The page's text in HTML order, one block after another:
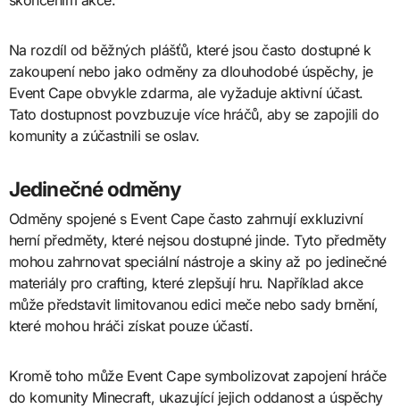
Na rozdíl od běžných plášťů, které jsou často dostupné k
zakoupení nebo jako odměny za dlouhodobé úspěchy, je
Event Cape obvykle zdarma, ale vyžaduje aktivní účast.
Tato dostupnost povzbuzuje více hráčů, aby se zapojili do
komunity a zúčastnili se oslav.
Jedinečné odměny
Odměny spojené s Event Cape často zahrnují exkluzivní
herní předměty, které nejsou dostupné jinde. Tyto předměty
mohou zahrnovat speciální nástroje a skiny až po jedinečné
materiály pro crafting, které zlepšují hru. Například akce
může představit limitovanou edici meče nebo sady brnění,
které mohou hráči získat pouze účastí.
Kromě toho může Event Cape symbolizovat zapojení hráče
do komunity Minecraft, ukazující jejich oddanost a úspěchy